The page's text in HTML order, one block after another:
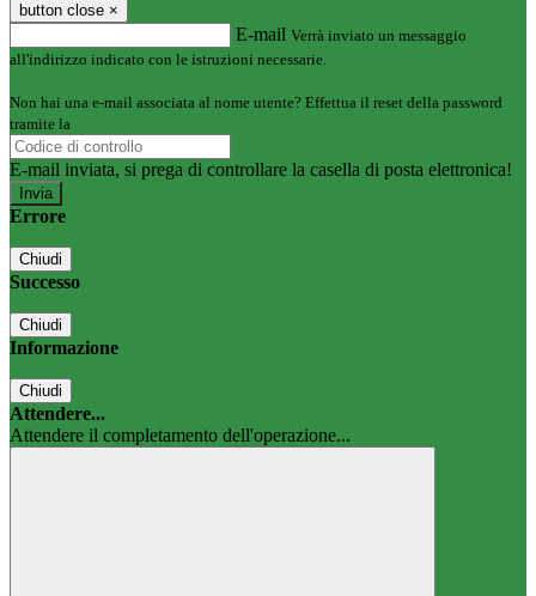
button close ×
E-mail Verrà inviato un messaggio
all'indirizzo indicato con le istruzioni necessarie.
Non hai una e-mail associata al nome utente? Effettua il reset della password
tramite la
E-mail inviata, si prega di controllare la casella di posta elettronica!
Errore
Chiudi
Successo
Chiudi
Informazione
Chiudi
Attendere...
Attendere il completamento dell'operazione...